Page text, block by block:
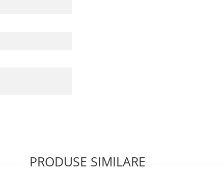
PRODUSE SIMILARE